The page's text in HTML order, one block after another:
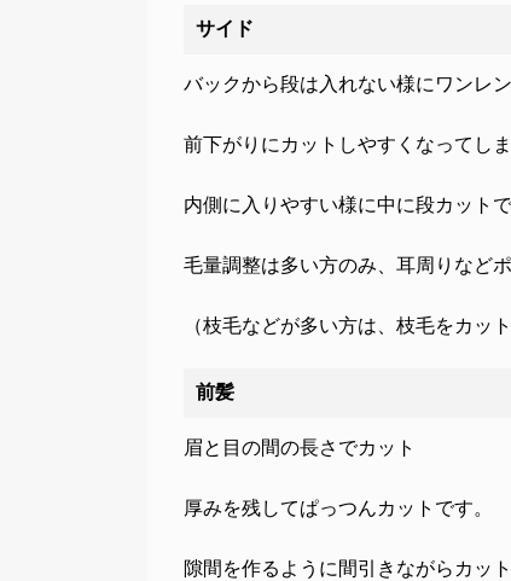
サイド
バックから段は入れない様にワンレ
前下がりにカットしやすくなってし
内側に入りやすい様に中に段カット
毛量調整は多い方のみ、耳周りなど
（枝毛などが多い方は、枝毛をカッ
前髪
眉と目の間の長さでカット
厚みを残してぱっつんカットです。
隙間を作るように間引きながらカット